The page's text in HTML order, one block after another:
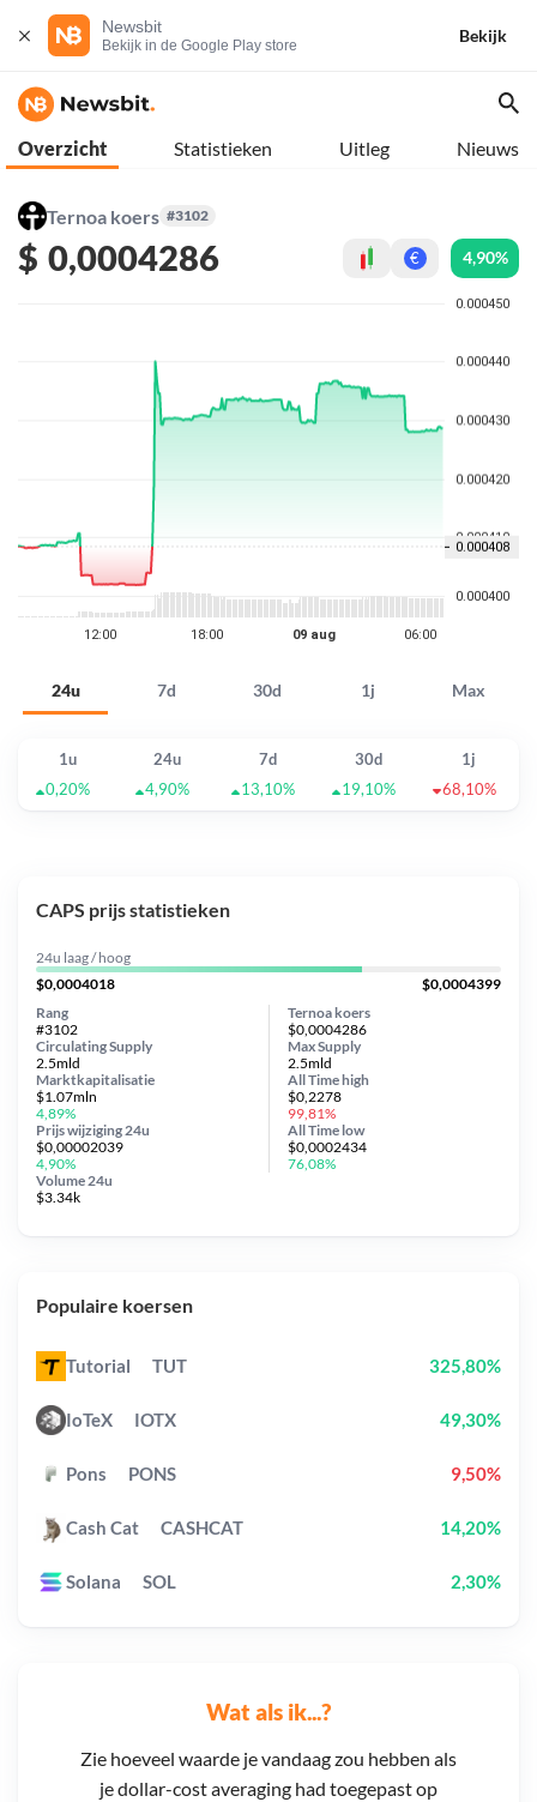
Newsbit
Bekijk in de Google Play store
Bekijk
Overzicht Statistieken Uitleg Nieuws
Ternoa koers #3102
$ 0,0004286 € 4,90%
24u 7d 30d 1j Max
1u 24u 7d 30d
1j
0,20%
4,90% 13,10% 19,10% 68,10%
Wat als ik...?
Zie hoeveel waarde je vandaag zou hebben als
je dollar-cost averaging had toegepast op
CAPS prijs statistieken
24u laag / hoog
$0,0004018
$0,0004399
Ternoa koers
$0,0004286
Circulating Supply
2.5mld
Prijs wijziging 24u
$0,00002039
4,90%
Max Supply
2.5mld
Marktkapitalisatie
$1.07mln
4,89%
Volume 24u
$3.34k
Rang
#3102
All Timehigh
$0,2278
99,81%
All Time low
$0,0002434
76,08%
Populaire koersen
Tutorial TUT 325,80%
IoTeX IOTX 49,30%
Pons PONS 9,50%
Cash Cat CASHCAT 14,20%
Solana SOL 2,30%